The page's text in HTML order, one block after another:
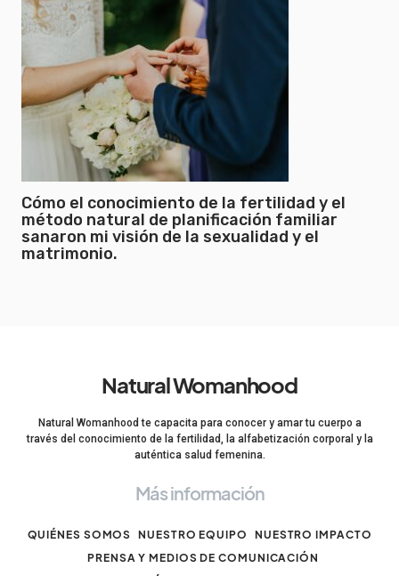
Cómo el conocimiento de la fertilidad y el
método natural de planificación familiar
sanaron mi visión de la sexualidad y el
matrimonio.
Natural Womanhood
Natural Womanhood te capacita para conocer y amar tu cuerpo a
través del conocimiento de la fertilidad, la alfabetización corporal y la
auténtica salud femenina.
Más información
QUIÉNES SOMOS NUESTRO EQUIPO
NUESTRO IMPACTO
PRENSA Y MEDIOS DE COMUNICACIÓN